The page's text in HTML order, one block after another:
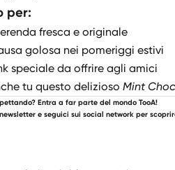
per:
fresca e originale
golosa nei pomeriggi estivi
speciale da offrire agli amici
tu questo delizioso Mint
Entra a far parte del mondo TooA!
e seguici sui social network per